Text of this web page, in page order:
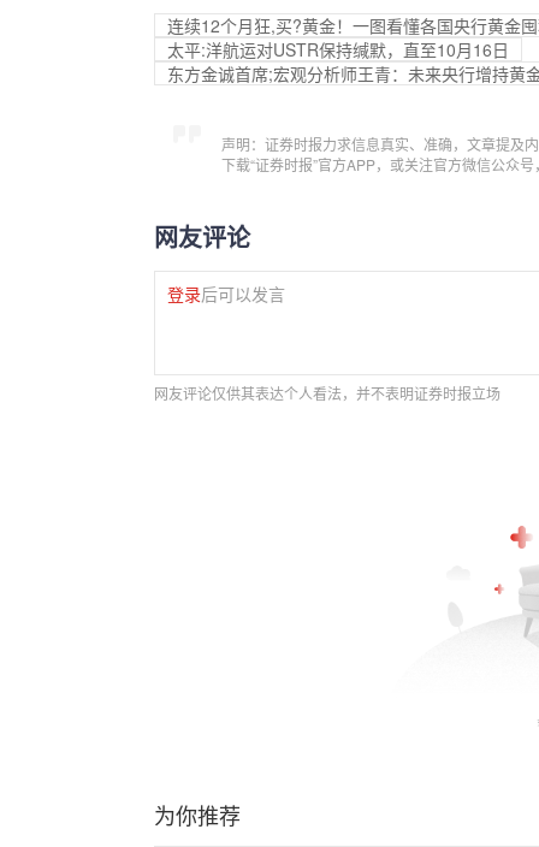
连续12个月狂,买?黄金！一图看懂各国央行黄金
太平:洋航运对USTR保持缄默，直至10月16日
东方金诚首席;宏观分析师王青：未来央行增持黄
声明：证券时报力求信息真实、准确，文章提及
下载“证券时报”官方APP，或关注官方微信公众
网友评论
登录后可以发言
网友评论仅供其表达个人看法，并不表明证券时报立场
为你推荐